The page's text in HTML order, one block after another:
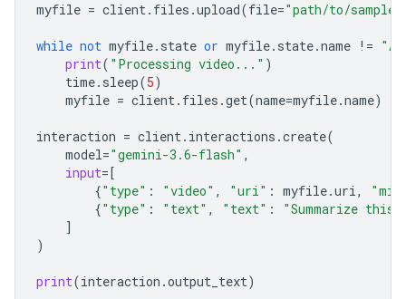
myfile = client. files .upload(file="path/to/
while not myfile. state or myfile. state.name !=
print( "Processing video..." )
time. sleep(5)
myfile = client. files .get(name=myfile.name)
interaction = client. interactions .create(
model="gemini-3.6-flash" ,
input=[
{"type" : "video" , "uri" : myfile.uri,
{"type" : "text" , "text" :
"Summarize
]
)
print(interaction .output_text)